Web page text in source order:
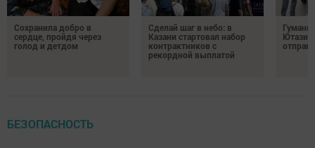
Сохранила добро в
сердце, пройдя через
голод и детдом
Сделай шаг в небо: в
Казани стартовал набор
контрактников с
рекордной выплатой
БЕЗОПАСНОСТЬ